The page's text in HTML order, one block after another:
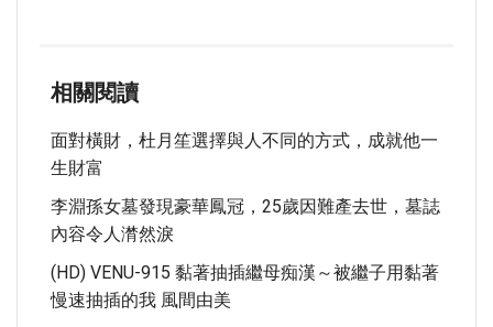
相關閱讀
面對橫財，杜月笙選擇與人不同的方式，成就他一
生財富
李淵孫女墓發現豪華鳳冠，25歲因難產去世，墓誌
內容令人潸然淚
(HD) VENU-915 黏著抽插繼母痴漢～被繼子用黏著
慢速抽插的我 風間由美